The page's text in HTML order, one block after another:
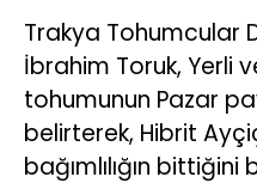
Trakya Tohumcular
İbrahim Toruk, Yerli
tohumunun Pazar
belirterek, Hibrit
bağımlılığın bittiğini